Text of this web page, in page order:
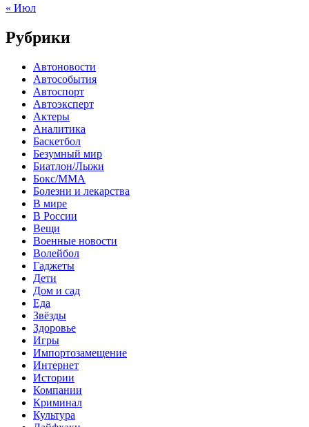
« Июл
Рубрики
Автоновости
Автособытия
Автоспорт
Автоэксперт
Актеры
Аналитика
Баскетбол
Безумный мир
Биатлон/Лыжи
Бокс/MMA
Болезни и лекарства
В мире
В России
Вещи
Военные новости
Волейбол
Гаджеты
Дети
Дом и сад
Еда
Звёзды
Здоровье
Игры
Импортозамещение
Интернет
Истории
Компании
Криминал
Культура